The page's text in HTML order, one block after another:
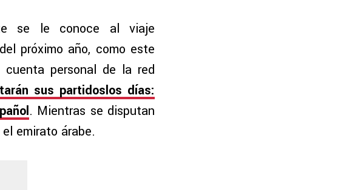
se le conoce al viaje
próximo año, como este
personal de la red
sus partidoslos días:
. Mientras se disputan
emirato árabe.